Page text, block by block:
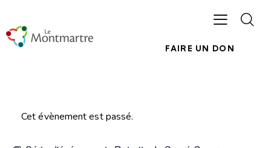
FAIRE UN DON
Cet évènement est passé.